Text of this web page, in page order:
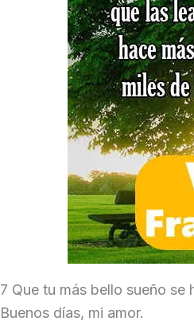
7 Que tu más bello sueño
Buenos días, mi amor.